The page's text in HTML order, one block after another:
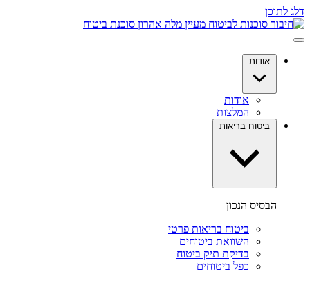
דלג לתוכן
אודות
אודות
המלצות
ביטוח בריאות
הבסיס הנכון
ביטוח בריאות פרטי
השוואת ביטוחים
בדיקת תיק ביטוח
כפל ביטוחים